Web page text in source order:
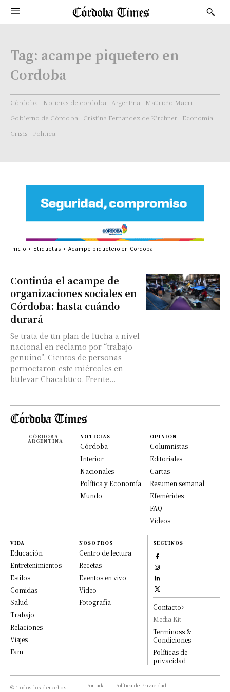
Tag: acampe piquetero en
Cordoba
Córdoba Noticias de cordoba Argentina
Mauricio Macri
Gobierno de Córdoba
Cristina Fernandez de Kirchner
Economía
Crisis
Politica
Continúa el acampe de
organizaciones sociales en
Córdoba: hasta cuándo
durará
Se trata de un plan de lucha a nivel
nacional en reclamo por “trabajo
genuino”. Cientos de personas
pernoctaron este miércoles en
bulevar Chacabuco. Frente...
Inicio Etiquetas Acampe piquetero en Cordoba
CÓRDOBA -
ARGENTINA
NOTICIAS
Córdoba
Interior
Nacionales
Política y Economía
Mundo
OPINION
Columnistas
Editoriales
Cartas
Resumen semanal
Efemérides
FAQ
Videos
VIDA
Educación
Entretenimientos
Estilos
Comidas
Salud
Trabajo
Relaciones
Viajes
Fam
NOSOTROS
Centro de lectura
Recetas
Eventos en vivo
Video
Fotografía
SEGUINOS
Contacto>
Media Kit
Terminoss &
Condiciones
Políticas de
privacidad
© Todos los derechos
Portada
Política de Privacidad